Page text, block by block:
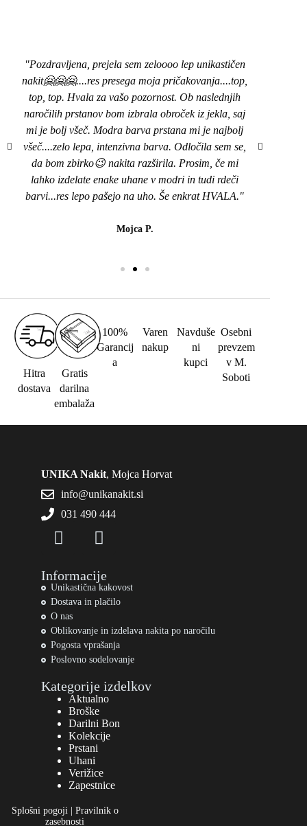
"Pozdravljena, prejela sem zeloooo lep unikastičen
nakit🤗🤗🤗....res presega moja pričakovanja....top,
top, top. Hvala za vašo pozornost. Ob naslednjih
naročilih prstanov bom izbrala obroček iz jekla, saj
mi je bolj všeč. Modra barva prstana mi je najbolj
všeč....zelo lepa, intenzivna barva. Odločila sem se,
da bom zbirko😉 nakita razširila. Prosim, če mi
lahko izdelate enake uhane v modri in tudi rdeči
barvi...res lepo pašejo na uho. Še enkrat HVALA."
Mojca P.
Hitra
dostava
Gratis
darilna
embalaža
100%
Garancij
a
Varen
nakup
Navduše
ni
kupci
Osebni
prevzem
v M.
Soboti
UNIKA Nakit, Mojca Horvat
info@unikanakit.si
031 490 444
Informacije
Unikastična kakovost
Dostava in plačilo
O nas
Oblikovanje in izdelava nakita po naročilu
Pogosta vprašanja
Poslovno sodelovanje
Kategorije izdelkov
Aktualno
Broške
Darilni Bon
Kolekcije
Prstani
Uhani
Verižice
Zapestnice
Splošni pogoji| Pravilnik o
zasebnosti